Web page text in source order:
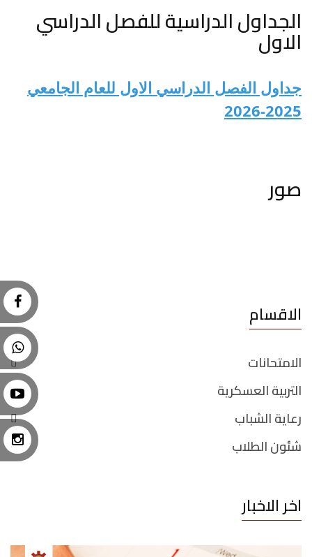
الجداول الدراسية للفصل الدراسي
الاول
جداول الفصل الدراسي الاول للعام الجامعي
2025-2026
صور
الاقسام
الامتحانات
التربية العسكرية
رعاية الشباب
شئون الطلاب
اخر الاخبار